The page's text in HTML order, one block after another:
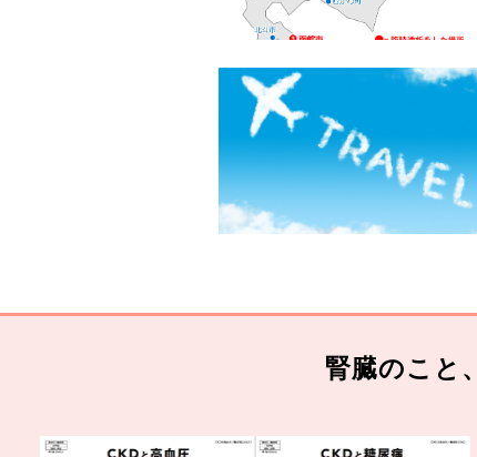
腎臓のこと